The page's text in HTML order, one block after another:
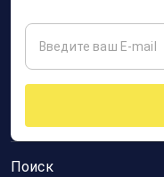
Поиск